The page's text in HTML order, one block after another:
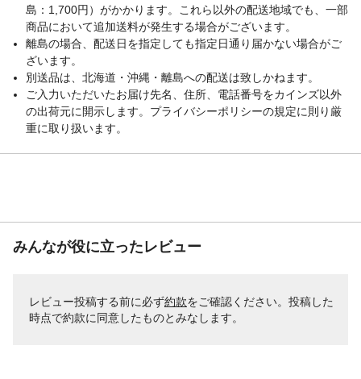
島：1,700円）がかかります。これら以外の配送地域でも、一部
商品において追加送料が発生する場合がございます。
離島の場合、配送日を指定しても指定日通り届かない場合がご
ざいます。
別送品は、北海道・沖縄・離島への配送は致しかねます。
ご入力いただいたお届け先名、住所、電話番号をカインズ以外
の出荷元に開示します。プライバシーポリシーの規定に則り厳
重に取り扱います。
みんなが役に立ったレビュー
レビュー投稿する前に必ず約款をご確認ください。投稿した
時点で約款に同意したものとみなします。